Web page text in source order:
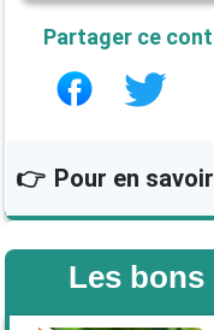
Partager ce
👉 Pour en
Quel est le
?
Poids du
Les